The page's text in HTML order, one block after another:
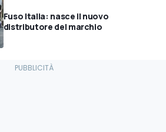
Fuso Italia: nasce il nuovo
distributore del marchio